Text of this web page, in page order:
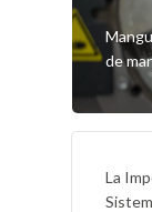
de
La